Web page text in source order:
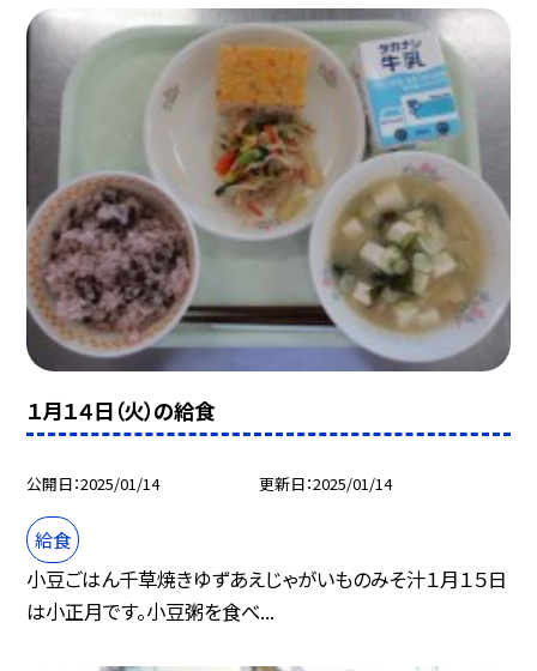
１月１４日（火）の給食
公開日 2025/01/14 更新日 2025/01/14
給食
小豆ごはん千草焼きゆずあえじゃがいものみそ汁１月１５日
は小正月です。小豆粥を食べ...